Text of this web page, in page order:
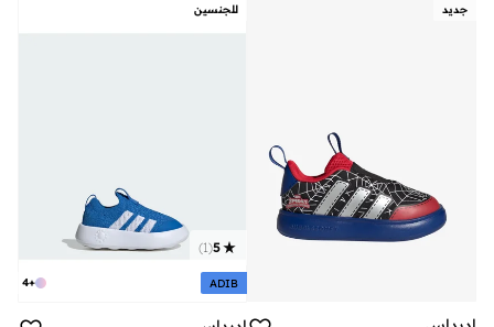
تم بيع أكثر من 10 مؤخرا
جديد للجنسين
+
4
5
(
1
)
ADIB